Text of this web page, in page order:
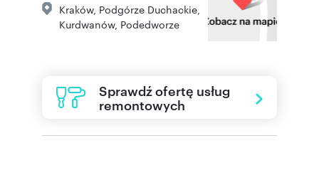
Kraków, Podgórze Duchackie,
Kurdwanów, Podedworze
Sprawdź ofertę usług
remontowych